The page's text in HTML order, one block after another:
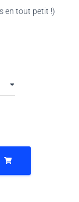
en tout petit !)